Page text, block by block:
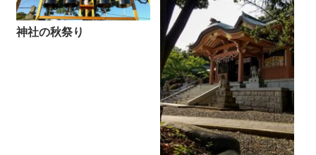
神社の秋祭り